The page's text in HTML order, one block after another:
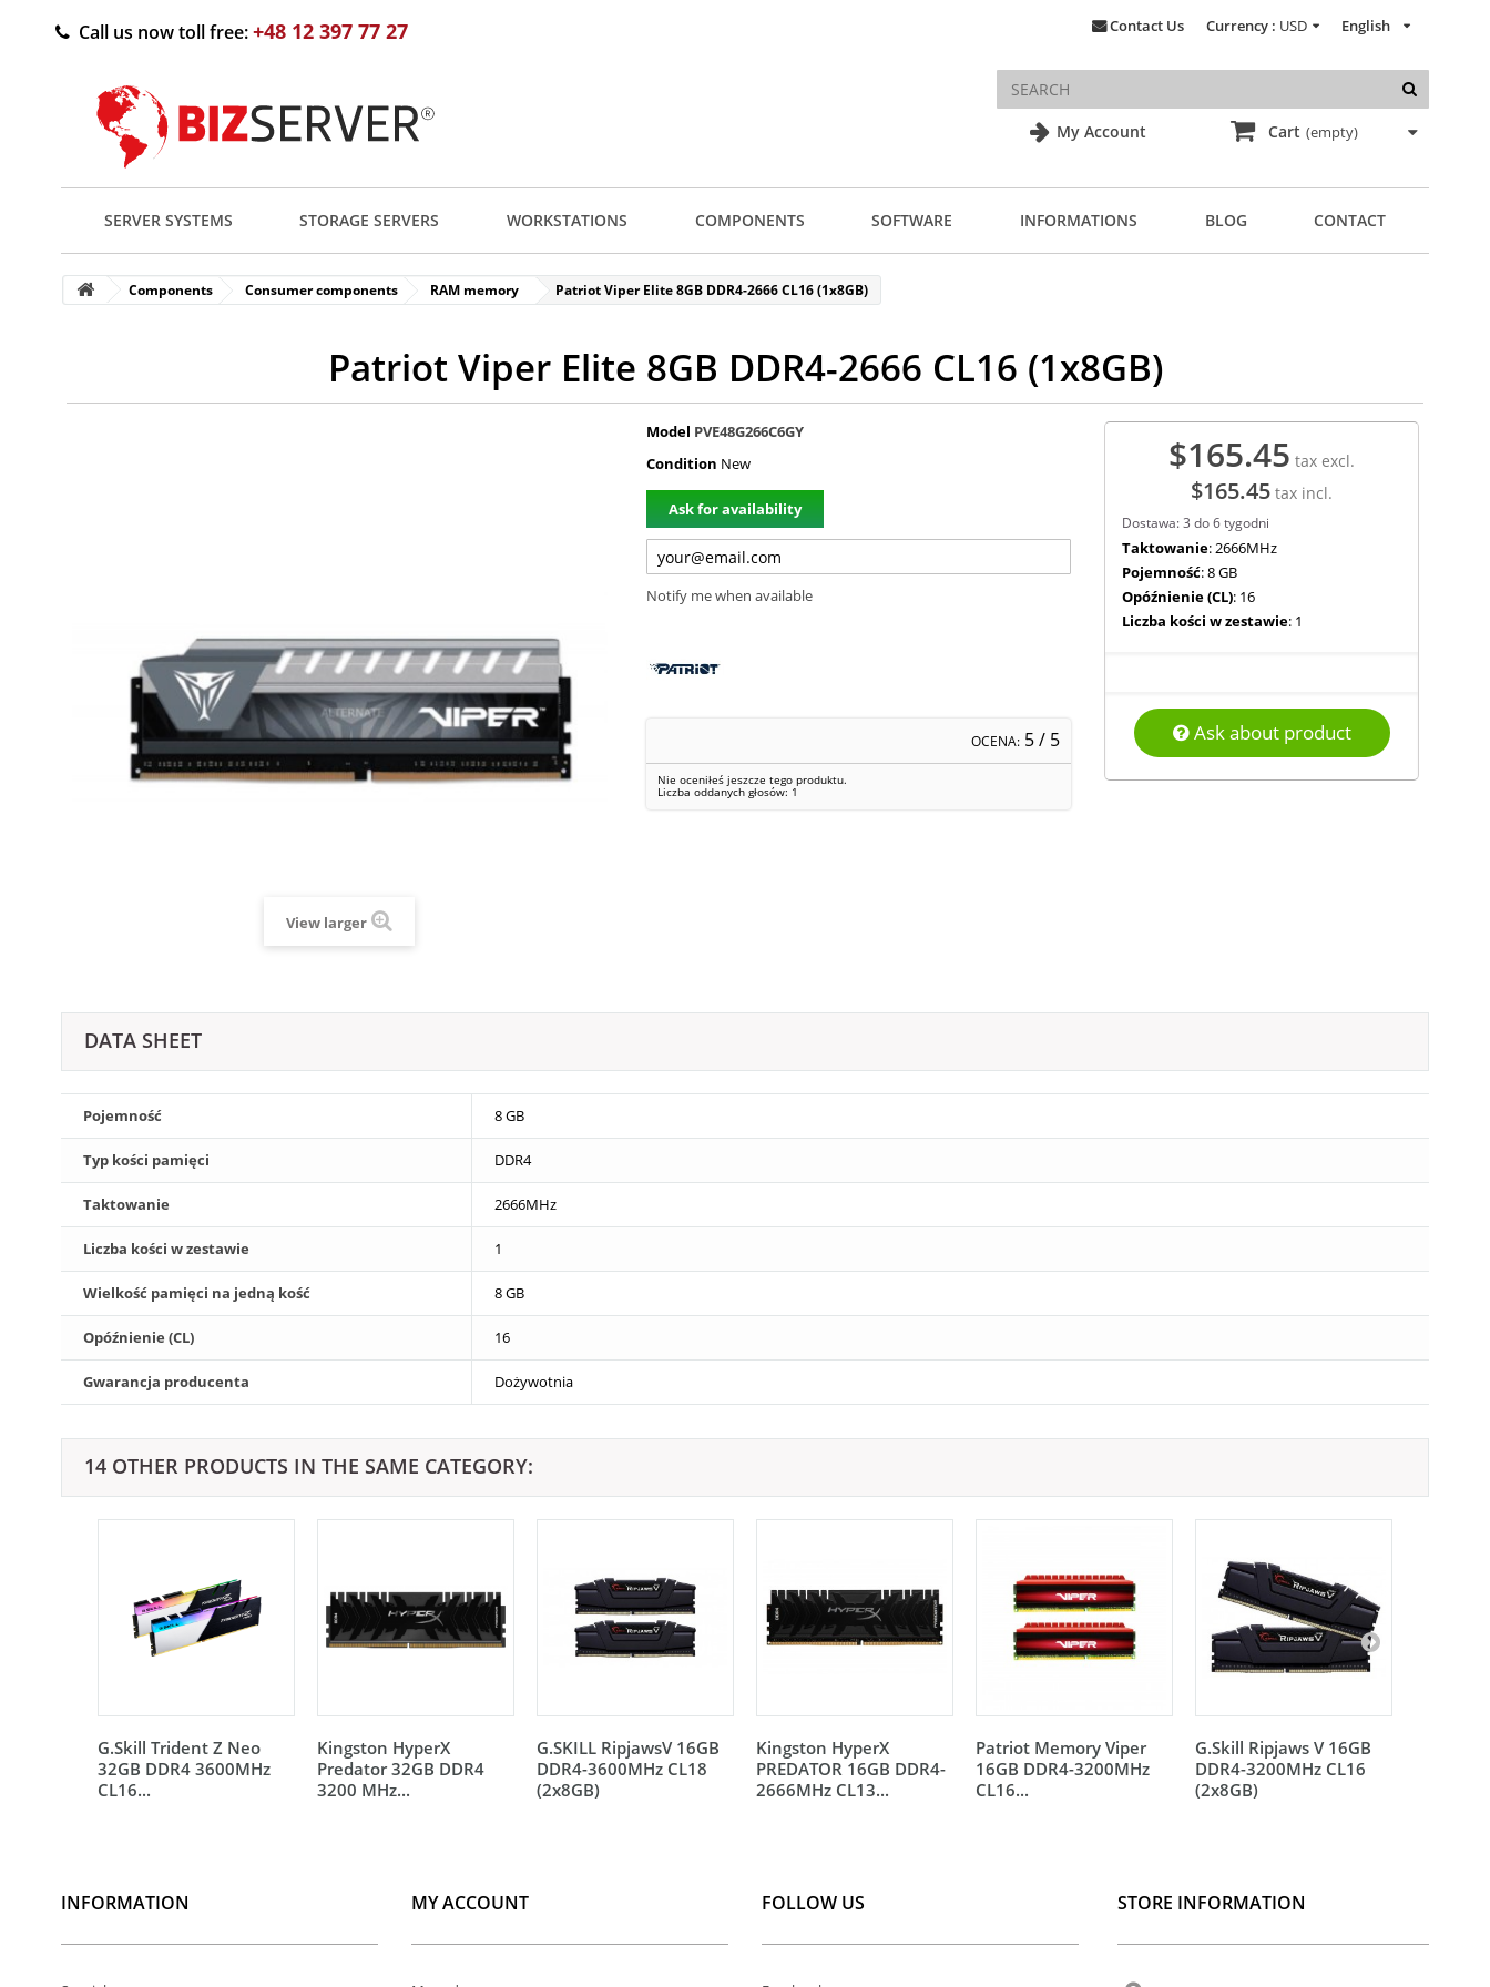
My Account
English
Currency : USD
Contact Us
Call us now toll free:+48 12 397 77 27
Cart (empty)
SERVER SYSTEMS STORAGE SERVERS WORKSTATIONS COMPONENTS SOFTWARE INFORMATIONS BLOG CONTACT
Components Consumer components RAM memory Patriot Viper Elite 8GB DDR4-2666 CL16 (1x8GB)
Patriot Viper Elite 8GB DDR4-2666 CL16 (1x8GB)
View larger
Model PVE48G266C6GY
Condition New
Ask for availability
Notify me when available
OCENA: 5/ 5
Nie oceniłeś jeszcze tego produktu.
Liczba oddanych głosów: 1
$165.45 tax excl.
$165.45 tax incl.
Dostawa: 3 do 6 tygodni
Taktowanie: 2666MHz
Pojemność: 8 GB
Opóźnienie (CL): 16
Liczba kości w zestawie: 1
Ask about product
DATA SHEET
Pojemność 8 GB
Typ kości pamięci DDR4
Taktowanie 2666MHz
Liczba kości w zestawie 1
Wielkość pamięci na jedną kość 8 GB
Opóźnienie (CL) 16
Gwarancja producenta Dożywotnia
14 OTHER PRODUCTS IN THE SAME CATEGORY:
G.Skill Trident Z Neo
32GB DDR4 3600MHz
CL16...
Kingston HyperX
Predator 32GB DDR4
3200 MHz...
G.SKILL RipjawsV 16GB
DDR4-3600MHz CL18
(2x8GB)
Kingston HyperX
PREDATOR 16GB DDR4-
2666MHz CL13...
Patriot Memory Viper
16GB DDR4-3200MHz
CL16...
G.Skill Ripjaws V 16GB
DDR4-3200MHz CL16
(2x8GB)
INFORMATION MY ACCOUNT FOLLOW US STORE INFORMATION